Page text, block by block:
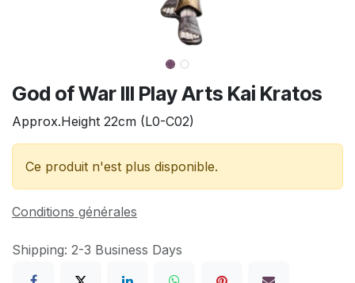
God of War III Play Arts Kai Kratos
Approx.Height 22cm (L0-C02)
Ce produit n'est plus disponible.
Conditions générales
Shipping: 2-3 Business Days